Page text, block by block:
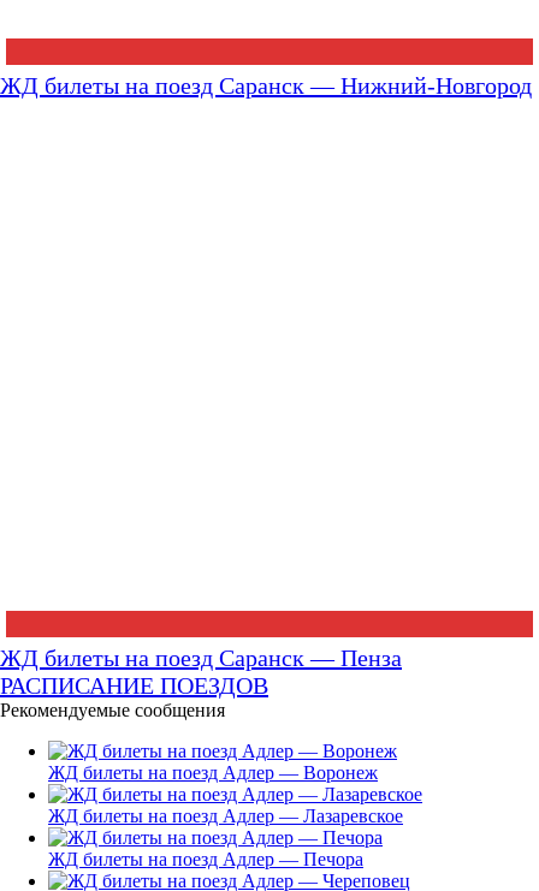
ЖД билеты на поезд Саранск — Нижний-Новгород
ЖД билеты на поезд Саранск — Пенза
РАСПИСАНИЕ ПОЕЗДОВ
Рекомендуемые сообщения
ЖД билеты на поезд Адлер — Воронеж
ЖД билеты на поезд Адлер — Лазаревское
ЖД билеты на поезд Адлер — Печора